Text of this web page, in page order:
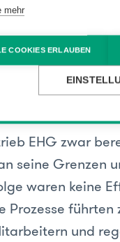
mehr
COOKIES ERLAUBEN
EHG zwar
seine Grenzen
waren keine
Prozesse
und